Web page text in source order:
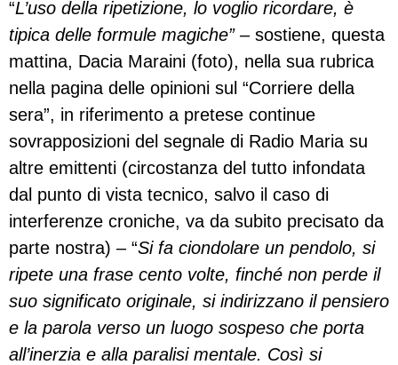
“L’uso della ripetizione, lo voglio ricordare, è
tipica delle formule magiche” –sostiene, questa
mattina, Dacia Maraini (foto), nella sua rubrica
nella pagina delle opinioni sul “Corriere della
sera”, in riferimento a pretese continue
sovrapposizioni del segnale di Radio Maria su
altre emittenti (circostanza del tutto infondata
dal punto di vista tecnico, salvo il caso di
interferenze croniche, va da subito precisato da
parte nostra) – “Si fa ciondolare un pendolo, si
ripete una frase cento volte, finché non perde il
suo significato originale, si indirizzano il pensiero
e la parola verso un luogo sospeso che porta
all’inerzia e alla paralisi mentale. Così si